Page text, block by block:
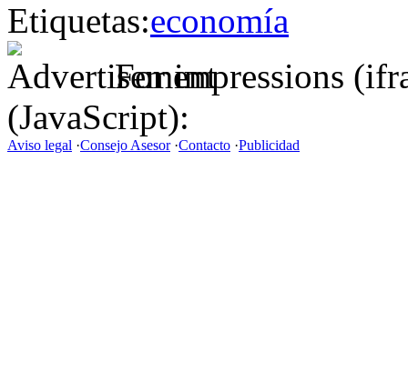
Etiquetas:economía
For impressions
(JavaScript):
Aviso legal ·Consejo Asesor·Contacto ·Publicidad